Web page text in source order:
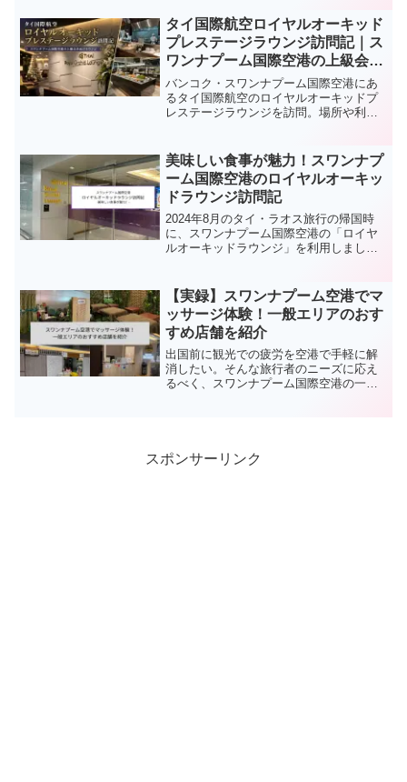
ます。それは、スクンビット通りとアソ
ーク交差点の角に位置するショッピング
モールターミナル 21の5階にあるフード
コート「Pier 21」です。今回の記事で
は、ターミナル 21のフードコート「Pier
21」について徹底解説します。
タイ国際航空ロイヤルオーキッド
プレステージラウンジ訪問記｜ス
ワンナプーム国際空港の上級会員
向けラウンジ
バンコク・スワンナプーム国際空港にあ
るタイ国際航空のロイヤルオーキッドプ
レステージラウンジを訪問。場所や利用
たメリットや注意点を紹介します。
美味しい食事が魅力！スワンナプ
ーム国際空港のロイヤルオーキッ
ドラウンジ訪問記
2024年8月のタイ・ラオス旅行の帰国時
に、スワンナプーム国際空港の「ロイヤ
ルオーキッドラウンジ」を利用しまし
です。今回の記事では、ロイヤルオーキ
ッドラウンジの訪問記をお届けします。
【実録】スワンナプーム空港でマ
ッサージ体験！一般エリアのおす
すめ店舗を紹介
出国前に観光での疲労を空港で手軽に解
消したい。そんな旅行者のニーズに応え
るべく、スワンナプーム国際空港の一般
します。
スポンサーリンク